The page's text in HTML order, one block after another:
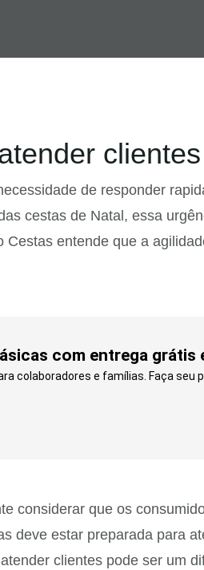
clientes
de responder
cestas de Natal, essa
entende que a
com entrega grátis
colaboradores e famílias. Faça seu
considerar que os
deve estar preparada para
clientes pode ser um